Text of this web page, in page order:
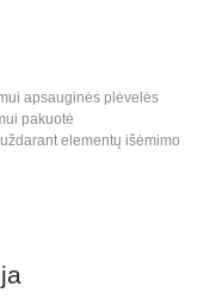
apsauginės plėvelės
pakuotė
elementų išėmimo